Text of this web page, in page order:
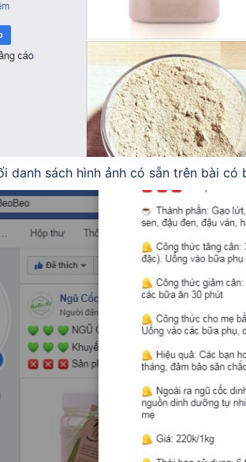
danh sách hình ảnh có sẵn trên bài